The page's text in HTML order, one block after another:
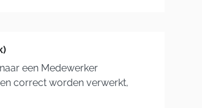
een Medewerker
correct worden verwerkt,